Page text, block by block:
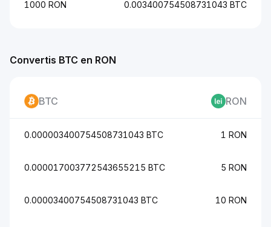
Convertis BTC en RON
BTC RON
0.000003400754508731043 BTC 1 RON
0.000017003772543655215 BTC 5 RON
0.00003400754508731043 BTC 10 RON
1000 RON 0.003400754508731043 BTC